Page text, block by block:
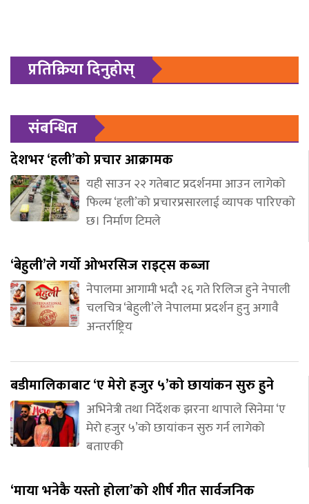
प्रतिक्रिया दिनुहोस्
संबन्धित
देशभर ‘हली’को प्रचार आक्रामक
यही साउन २२ गतेबाट प्रदर्शनमा आउन लागेको
फिल्म ‘हली’को प्रचारप्रसारलाई व्यापक पारिएको
छ। निर्माण टिमले
‘बेहुली’ले गर्यो ओभरसिज राइट्स कब्जा
नेपालमा आगामी भदौ २६ गते रिलिज हुने नेपाली
चलचित्र ‘बेहुली’ले नेपालमा प्रदर्शन हुनु अगावै
अन्तर्राष्ट्रिय
बडीमालिकाबाट ‘ए मेरो हजुर ५’को छायांकन सुरु हुने
अभिनेत्री तथा निर्देशक झरना थापाले सिनेमा ‘ए
मेरो हजुर ५’को छायांकन सुरु गर्न लागेको
बताएकी
‘माया भनेकै यस्तो होला’को शीर्ष गीत सार्वजनिक